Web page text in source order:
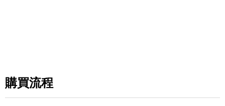
購買流程